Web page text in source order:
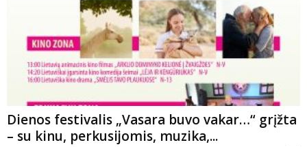
Dienos festivalis „Vasara buvo vakar…“ grįžta
– su kinu, perkusijomis, muzika,...